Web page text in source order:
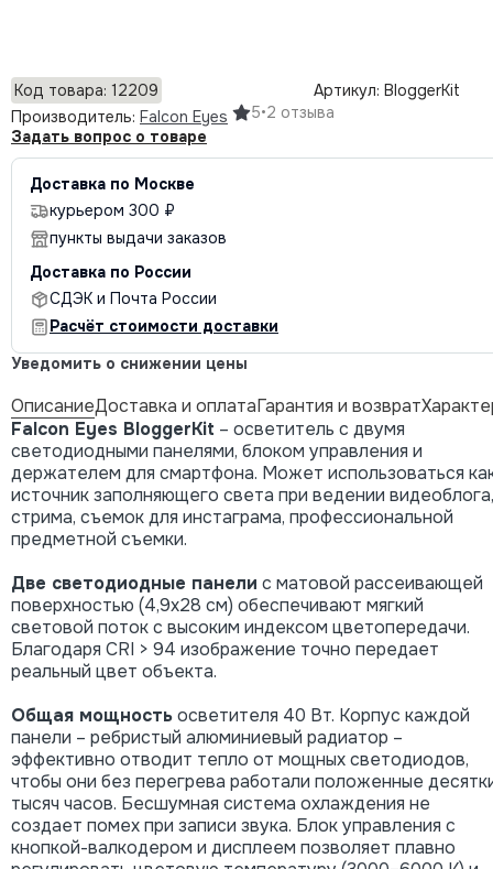
Код товара: 12209
Артикул: BloggerKit
Производитель: Falcon Eyes 5•2 отзыва
Задать вопрос о товаре
Доставка по Москве
курьером 300 ₽
пункты выдачи заказов
Доставка по России
СДЭК и Почта России
Расчёт стоимости доставки
Уведомить о снижении цены
ОписаниеДоставка и оплатаГарантия и возврат
Falcon Eyes BloggerKit – осветитель с двумя
светодиодными панелями, блоком управления и
держателем для смартфона. Может использоваться
источник заполняющего света при ведении видеоблога,
стрима, съемок для инстаграма, профессиональной
предметной съемки.
Две светодиодные панели с матовой рассеивающей
поверхностью (4,9х28 см) обеспечивают мягкий
световой поток с высоким индексом цветопередачи.
Благодаря CRI > 94 изображение точно передает
реальный цвет объекта.
Общая мощностьосветителя 40 Вт. Корпус каждой
панели – ребристый алюминиевый радиатор –
эффективно отводит тепло от мощных светодиодов,
чтобы они без перегрева работали положенные
тысяч часов. Бесшумная система охлаждения не
создает помех при записи звука. Блок управления с
кнопкой-валкодером и дисплеем позволяет плавно